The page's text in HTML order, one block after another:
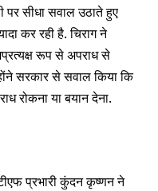
पर सीधा सवाल उठाते हुए
कर रही है. चिराग ने
रूप से अपराध से
सरकार से सवाल किया कि
रोकना या बयान देना.
प्रभारी कुंदन कृष्णन ने